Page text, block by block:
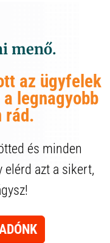
menő.
az ügyfelek
legnagyobb
rád.
és minden
elérd azt a sikert,